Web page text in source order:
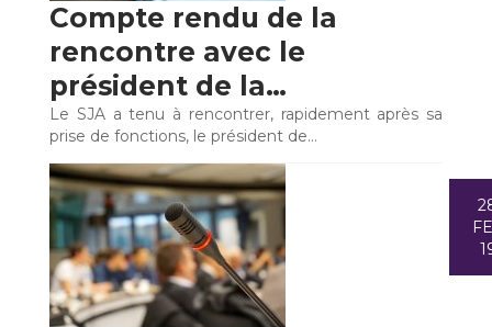
Compte rendu de la
rencontre avec le
président de la…
Le SJA a tenu à rencontrer, rapidement après sa
prise de fonctions, le président de…